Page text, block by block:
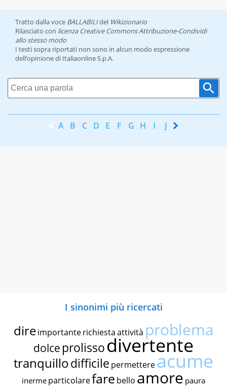
Tratto dalla voce BALLABILIdel Wikizionario
Rilasciato con licenza Creative Commons Attribuzione-Condividi
allo stesso modo
I testi sopra riportati non sono in alcun modo espressione
dell’opinione di Italiaonline S.p.A.
A B C D E F G H I J K
I sinonimi più ricercati
dire importante richiestaattività problema
dolce prolissodivertente
tranquillodifficile permettereacume
inerme particolarefare bello amore paura